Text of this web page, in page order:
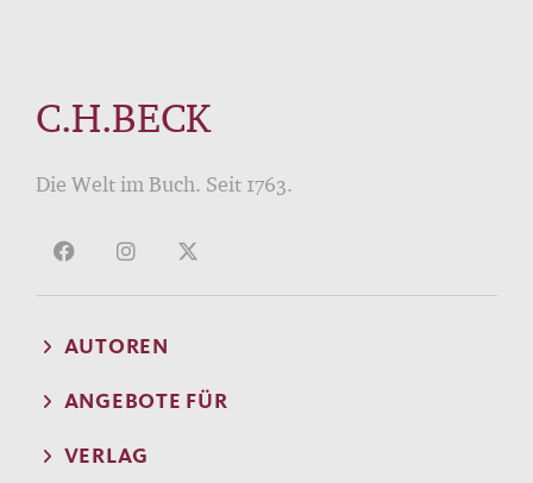
C.H.BECK
Die Welt im Buch. Seit 1763.
AUTOREN
ANGEBOTE FÜR
VERLAG